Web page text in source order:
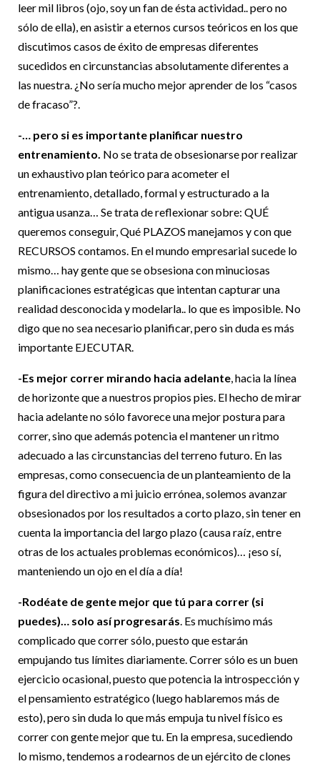
leer mil libros (ojo, soy un fan de ésta actividad.. pero no
sólo de ella), en asistir a eternos cursos teóricos en los que
discutimos casos de éxito de empresas diferentes
sucedidos en circunstancias absolutamente diferentes a
las nuestra. ¿No sería mucho mejor aprender de los “casos
de fracaso”?.
-… pero si es importante planificar nuestro
entrenamiento. No se trata de obsesionarse por realizar
un exhaustivo plan teórico para acometer el
entrenamiento, detallado, formal y estructurado a la
antigua usanza… Se trata de reflexionar sobre: QUÉ
queremos conseguir, Qué PLAZOS manejamos y con que
RECURSOS contamos. En el mundo empresarial sucede lo
mismo… hay gente que se obsesiona con minuciosas
planificaciones estratégicas que intentan capturar una
realidad desconocida y modelarla.. lo que es imposible. No
digo que no sea necesario planificar, pero sin duda es más
importante EJECUTAR.
-Es mejor correr mirando hacia adelante, hacia la línea
de horizonte que a nuestros propios pies. El hecho de mirar
hacia adelante no sólo favorece una mejor postura para
correr, sino que además potencia el mantener un ritmo
adecuado a las circunstancias del terreno futuro. En las
empresas, como consecuencia de un planteamiento de la
figura del directivo a mi juicio errónea, solemos avanzar
obsesionados por los resultados a corto plazo, sin tener en
cuenta la importancia del largo plazo (causa raíz, entre
otras de los actuales problemas económicos)… ¡eso sí,
manteniendo un ojo en el día a día!
-Rodéate de gente mejor que tú para correr (si
puedes)… solo así progresarás. Es muchísimo más
complicado que correr sólo, puesto que estarán
empujando tus límites diariamente. Correr sólo es un buen
ejercicio ocasional, puesto que potencia la introspección y
el pensamiento estratégico (luego hablaremos más de
esto), pero sin duda lo que más empuja tu nivel físico es
correr con gente mejor que tu. En la empresa, sucediendo
lo mismo, tendemos a rodearnos de un ejército de clones